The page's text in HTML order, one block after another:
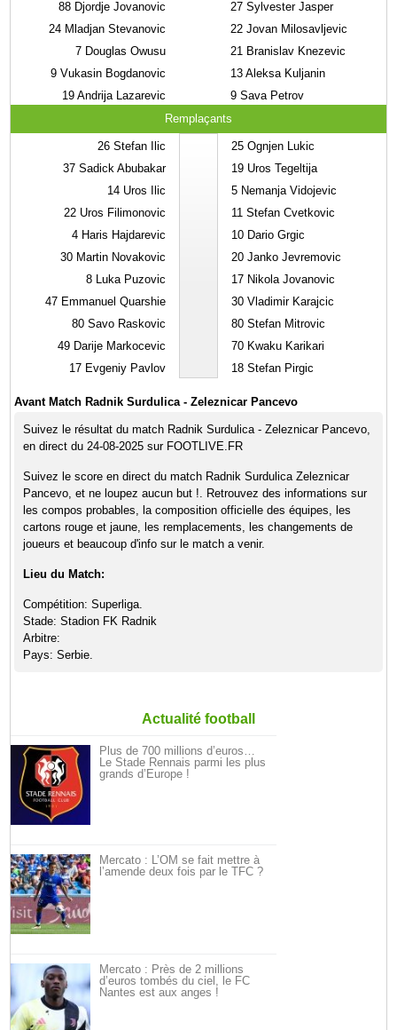
88 Djordje Jovanovic
24 Mladjan Stevanovic
7 Douglas Owusu
9 Vukasin Bogdanovic
19 Andrija Lazarevic
27 Sylvester Jasper
22 Jovan Milosavljevic
21 Branislav Knezevic
13 Aleksa Kuljanin
9 Sava Petrov
Remplaçants
26 Stefan Ilic
37 Sadick Abubakar
14 Uros Ilic
22 Uros Filimonovic
4 Haris Hajdarevic
30 Martin Novakovic
8 Luka Puzovic
47 Emmanuel Quarshie
80 Savo Raskovic
49 Darije Markocevic
17 Evgeniy Pavlov
25 Ognjen Lukic
19 Uros Tegeltija
5 Nemanja Vidojevic
11 Stefan Cvetkovic
10 Dario Grgic
20 Janko Jevremovic
17 Nikola Jovanovic
30 Vladimir Karajcic
80 Stefan Mitrovic
70 Kwaku Karikari
18 Stefan Pirgic
Avant Match Radnik Surdulica - Zeleznicar Pancevo
Suivez le résultat du match Radnik Surdulica - Zeleznicar Pancevo,
en direct du 24-08-2025 sur FOOTLIVE.FR
Suivez le score en direct du match Radnik Surdulica Zeleznicar
Pancevo, et ne loupez aucun but !. Retrouvez des informations sur
les compos probables, la composition officielle des équipes, les
cartons rouge et jaune, les remplacements, les changements de
joueurs et beaucoup d'info sur le match a venir.
Lieu du Match:
Compétition: Superliga.
Stade: Stadion FK Radnik
Arbitre:
Pays: Serbie.
Actualité football
Plus de 700 millions d’euros…
Le Stade Rennais parmi les plus
grands d’Europe !
Mercato : L’OM se fait mettre à
l’amende deux fois par le TFC ?
Mercato : Près de 2 millions
d’euros tombés du ciel, le FC
Nantes est aux anges !